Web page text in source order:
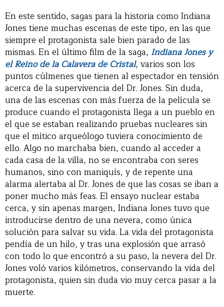
En este sentido, sagas para la historia como Indiana
Jones tiene muchas escenas de este tipo, en las que
siempre el protagonista sale bien parado de las
mismas. En el último film de la saga, Indiana Jones y
el Reino de la Calavera de Cristal, varios son los
puntos cúlmenes que tienen al espectador en tensión
acerca de la supervivencia del Dr. Jones. Sin duda,
una de las escenas con más fuerza de la película se
produce cuando el protagonista llega a un pueblo en
el que se estaban realizando pruebas nucleares sin
que el mítico arqueólogo tuviera conocimiento de
ello. Algo no marchaba bien, cuando al acceder a
cada casa de la villa, no se encontraba con seres
humanos, sino con maniquís, y de repente una
alarma alertaba al Dr. Jones de que las cosas se iban a
poner mucho más feas. El ensayo nuclear estaba
cerca, y sin apenas margen, Indiana Jones tuvo que
introducirse dentro de una nevera, como única
solución para salvar su vida. La vida del protagonista
pendía de un hilo, y tras una explosión que arrasó
con todo lo que encontró a su paso, la nevera del Dr.
Jones voló varios kilómetros, conservando la vida del
protagonista, quien sin duda vio muy cerca pasar a la
muerte.